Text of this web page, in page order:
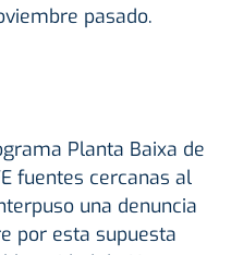
pasado.
Planta Baixa de
fuentes cercanas al
una denuncia
por esta supuesta